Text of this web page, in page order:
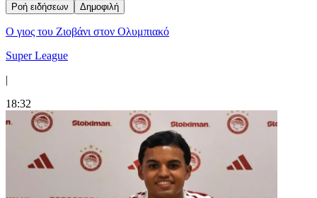
Ροή ειδήσεων Δημοφιλή
Ο γιος του Ζιοβάνι στον Ολυμπιακό
Super League
|
18:32